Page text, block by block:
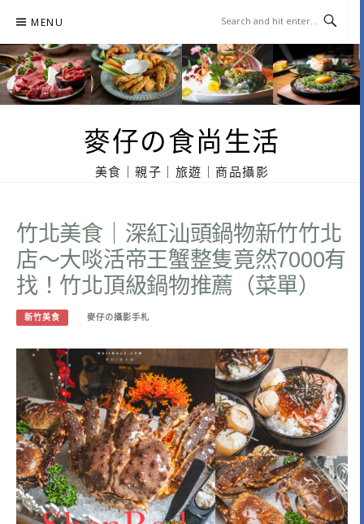
content
MENU
麥仔の食尚生活
美食｜親子｜旅遊｜商品攝影
竹北美食｜深紅汕頭鍋物新竹竹北
店～大啖活帝王蟹整隻竟然7000有
找！竹北頂級鍋物推薦（菜單）
新竹美食 麥仔の攝影手札